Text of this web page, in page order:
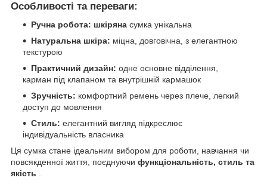
Особливості та переваги:
Ручна робота: шкіряна сумка унікальна
Натуральна шкіра: міцна, довговічна, з елегантною
текстурою
Практичний дизайн: одне основне відділення,
карман під клапаном та внутрішній кармашок
Зручність: комфортний ремень через плече, легкий
доступ до мовлення
Стиль: елегантний вигляд підкреслює
індивідуальність власника
Ця сумка стане ідеальним вибором для роботи, навчання чи
повсякденної життя, поєднуючи функціональність, стиль та
якість